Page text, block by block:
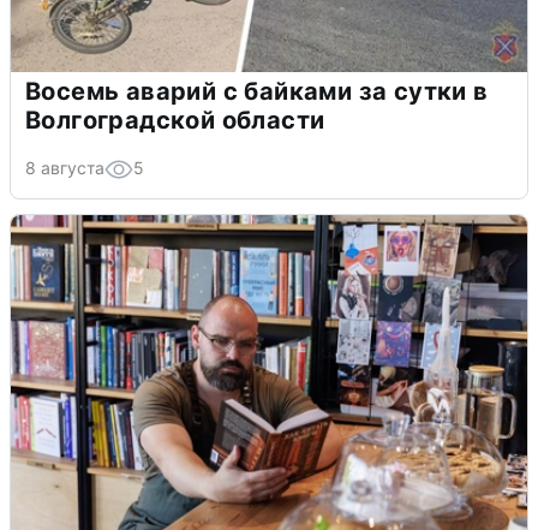
Восемь аварий с байками за сутки в
Волгоградской области
8 августа 5